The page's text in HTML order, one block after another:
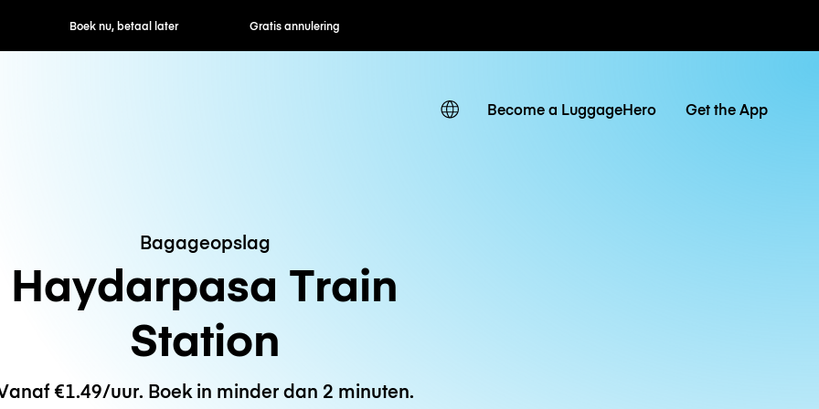
nu, betaal later Gratis annulering Uur- / dagtarieven
Become a LuggageHero Get the App
Bagageopslag
Haydarpasa Train
Station
€1.49/uur. Boek in minder dan 2 minuten.